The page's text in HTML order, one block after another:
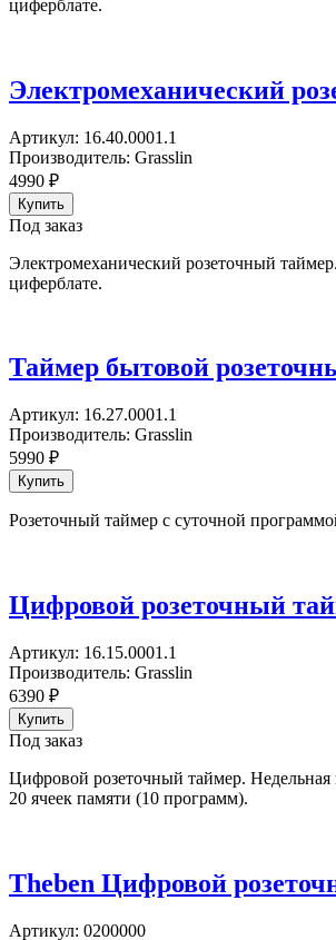
циферблате.
Электромеханический
Артикул: 16.40.0001.1
Производитель: Grasslin
4990 ₽
Под заказ
Электромеханический розеточный
циферблате.
Таймер бытовой
Артикул: 16.27.0001.1
Производитель: Grasslin
5990 ₽
Розеточный таймер с суточной
Цифровой розеточный
Артикул: 16.15.0001.1
Производитель: Grasslin
6390 ₽
Под заказ
Цифровой розеточный таймер.
20 ячеек памяти (10 программ).
Theben Цифровой
Артикул: 0200000